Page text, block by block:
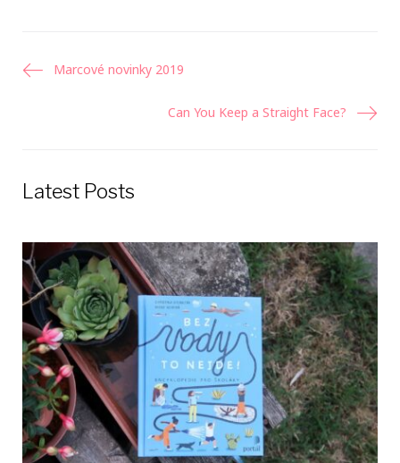
Navigácia
Marcové novinky 2019
Can You Keep a Straight Face?
Latest Posts